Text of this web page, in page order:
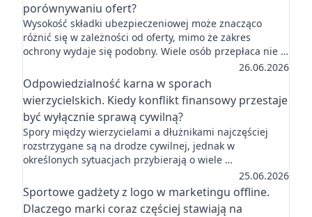
porównywaniu ofert?
Wysokość składki ubezpieczeniowej może znacząco
różnić się w zależności od oferty, mimo że zakres
ochrony wydaje się podobny. Wiele osób przepłaca nie …
26.06.2026
Odpowiedzialność karna w sporach
wierzycielskich. Kiedy konflikt finansowy przestaje
być wyłącznie sprawą cywilną?
Spory między wierzycielami a dłużnikami najczęściej
rozstrzygane są na drodze cywilnej, jednak w
określonych sytuacjach przybierają o wiele …
25.06.2026
Sportowe gadżety z logo w marketingu offline.
Dlaczego marki coraz częściej stawiają na